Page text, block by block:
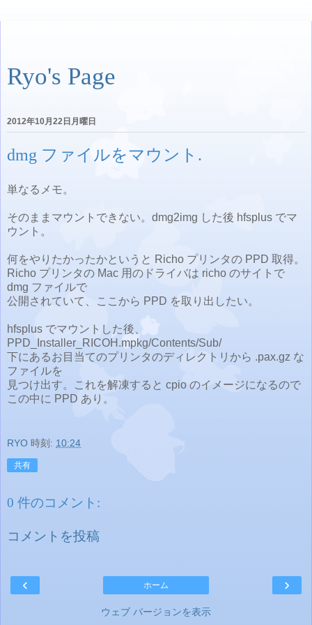
Ryo's Page
2012年10月22日月曜日
dmg ファイルをマウント.
単なるメモ。
そのままマウントできない。dmg2img した後 hfsplus でマ
ウント。
何をやりたかったかというと Richo プリンタの PPD 取得。
Richo プリンタの Mac 用のドライバは richo のサイトで
dmg ファイルで
公開されていて、ここから PPD を取り出したい。
hfsplus でマウントした後、
PPD_Installer_RICOH.mpkg/Contents/Sub/
下にあるお目当てのプリンタのディレクトリから .pax.gz な
ファイルを
見つけ出す。これを解凍すると cpio のイメージになるので
この中に PPD あり。
RYO 時刻: 10:24
共有
0 件のコメント:
コメントを投稿
‹ ›
ホーム
ウェブ バージョンを表示